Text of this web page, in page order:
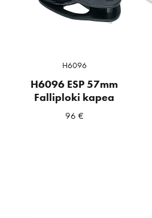
H6096
H6096 ESP 57mm
Falliploki kapea
96 €